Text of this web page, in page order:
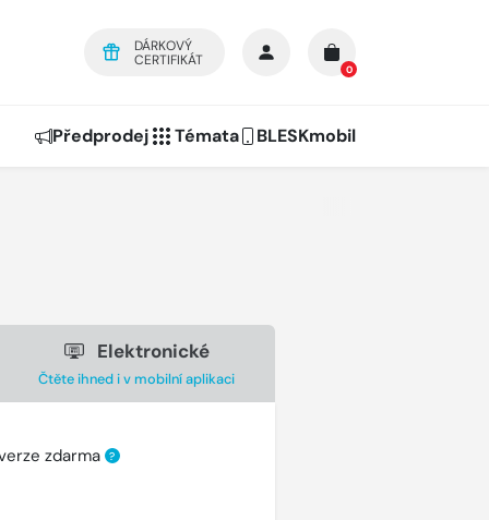
DÁRKOVÝ
CERTIFIKÁT
0
Předprodej Témata BLESKmobil
Elektronické
Čtěte ihned i v mobilní aplikaci
zdarma ?